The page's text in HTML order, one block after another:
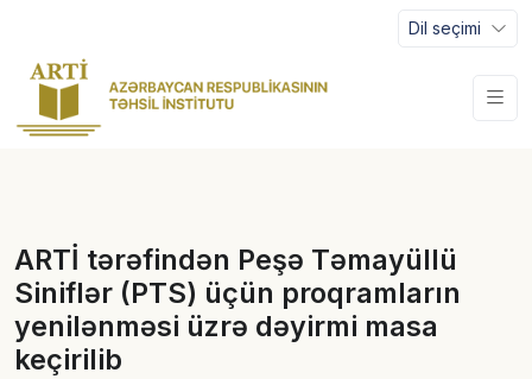
Dil seçimi
ARTİ tərəfindən Peşə Təmayüllü
Siniflər (PTS) üçün proqramların
yenilənməsi üzrə dəyirmi masa
keçirilib